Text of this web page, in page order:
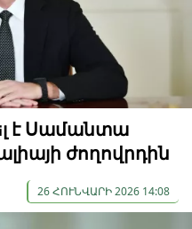
է Սամանտա
ժողովրդին
26 ՀՈՒՆՎԱՐԻ 2026 14:08